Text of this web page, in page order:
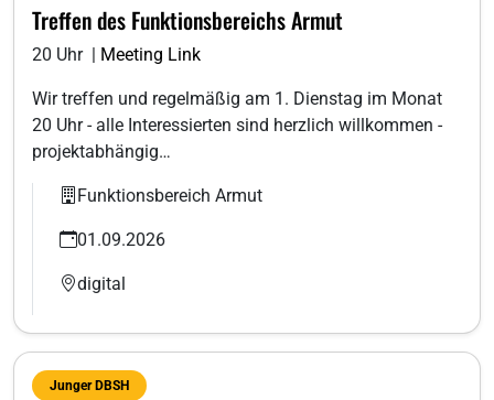
Treffen des Funktionsbereichs Armut
20 Uhr | Meeting Link
Wir treffen und regelmäßig am 1. Dienstag im Monat
20 Uhr - alle Interessierten sind herzlich willkommen -
projektabhängig…
Funktionsbereich Armut
01.09.2026
digital
Junger DBSH